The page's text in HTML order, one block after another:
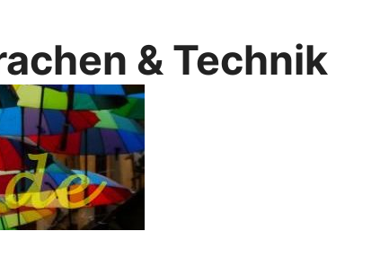
& Technik